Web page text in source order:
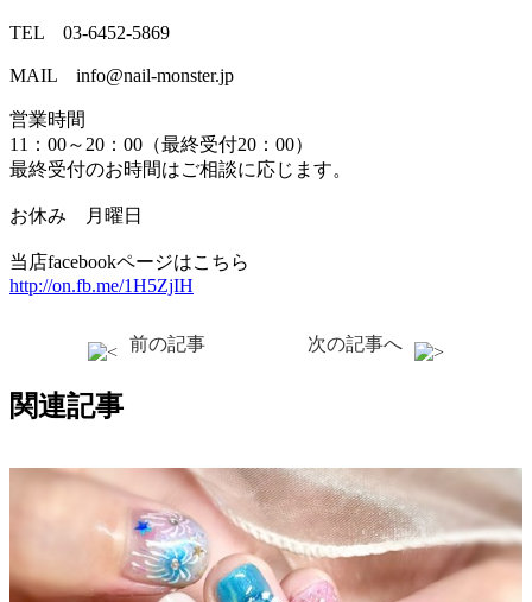
TEL 03-6452-5869
MAIL info@nail-monster.jp
営業時間
11：00～20：00（最終受付20：00）
最終受付のお時間はご相談に応じます。
お休み 月曜日
当店facebookページはこちら
http://on.fb.me/1H5ZjIH
前の記事 次の記事へ
関連記事